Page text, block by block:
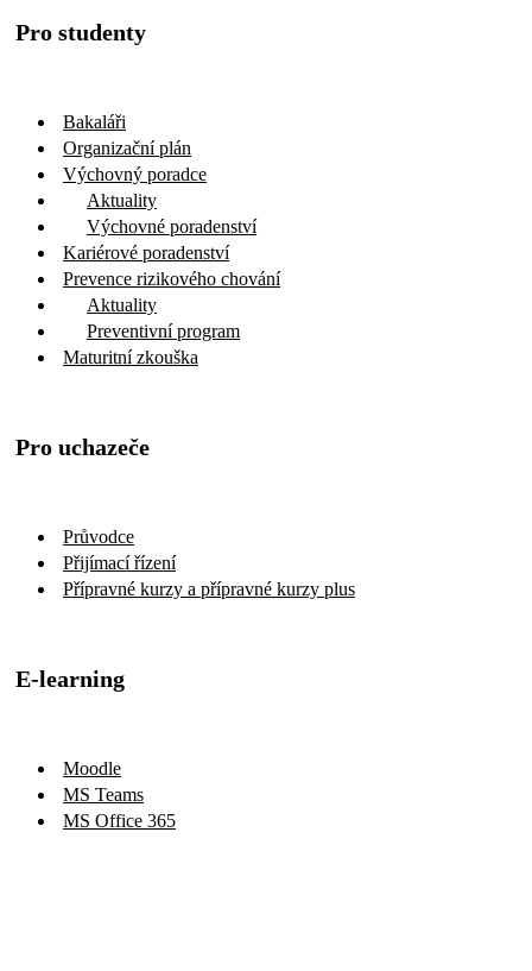
Pro studenty
Bakaláři
Organizační plán
Výchovný poradce
Aktuality
Výchovné poradenství
Kariérové poradenství
Prevence rizikového chování
Aktuality
Preventivní program
Maturitní zkouška
Pro uchazeče
Průvodce
Přijímací řízení
Přípravné kurzy a přípravné kurzy plus
E-learning
Moodle
MS Teams
MS Office 365